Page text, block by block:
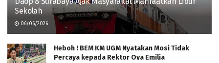
Sekolah
06/06/2026
Heboh ! BEM KM UGM Nyatakan Mosi Tidak
Percaya kepada Rektor Ova Emilia